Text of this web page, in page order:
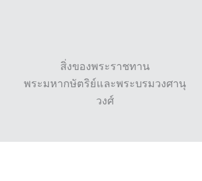
สิ่งของพระราชทาน
พระมหากษัตริย์และพระบรมวงศานุ
วงศ์